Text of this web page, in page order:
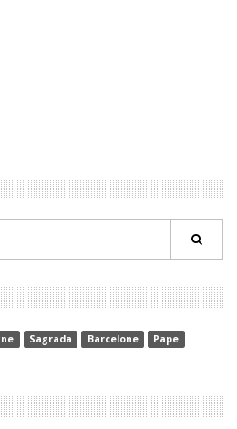
Sagrada Barcelone
Pape